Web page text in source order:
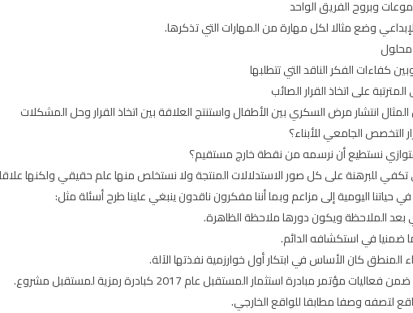
وبروح الفريق الواحد
وضع مثالا لكل مهارة من المهارات التي تذكرها.
كفاءات الفكر الناقد التي تتطلبها
على اتخاذ القرار الصائب
انتشار مرض السكري بين الأطفال واستنتج العلاقة بين اتخاذ القرار وحل المشكلات
التخصص الجامعي للأبناء؟
نستطيع أن نرسمه من نقطة خارج مستقيم؟
تكفي للبرهنة على كل صور الاستدلالات المنتجة ولا نستخلص منها علم حقيقي ولكنها
اليومية إلى مزاعم وبما أننا مفكرون ناقدون ينبغي علينا طرح أسئلة مثل:
بعد الملاحظة ويكون دورها ملاحظة الظاهرة.
ضمنيا في استكشافه الدائم.
كان الأساس في ابتكار أول خوارزمية نفذتها الآلة.
مبادرة استثمار المستقبل عام 2017 كبادرة رمزية لمستقبل مشروع.
لتصفه وصفا مطابقا للواقع الخارجي.